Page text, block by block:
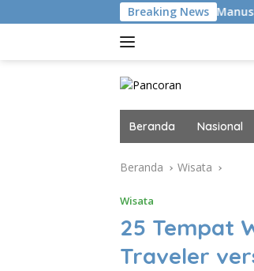
ke
Breaking News
Canggih, tapi Manusia Kaki
Beranda Nasional
Beranda Wisata
Wisata
25 Tempat
Traveler